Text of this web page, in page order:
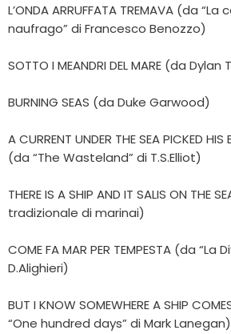
L’ONDA ARRUFFATA TREMAVA (da
naufrago” di Francesco Benozzo)
SOTTO I MEANDRI DEL MARE (da
BURNING SEAS (da Duke Garwood)
A CURRENT UNDER THE SEA PICKED HIS
(da “The Wasteland” di T.S.Elliot)
THERE IS A SHIP AND IT SALIS ON THE
tradizionale di marinai)
COME FA MAR PER TEMPESTA (da
D.Alighieri)
BUT I KNOW SOMEWHERE A SHIP
“One hundred days” di Mark Lanegan)